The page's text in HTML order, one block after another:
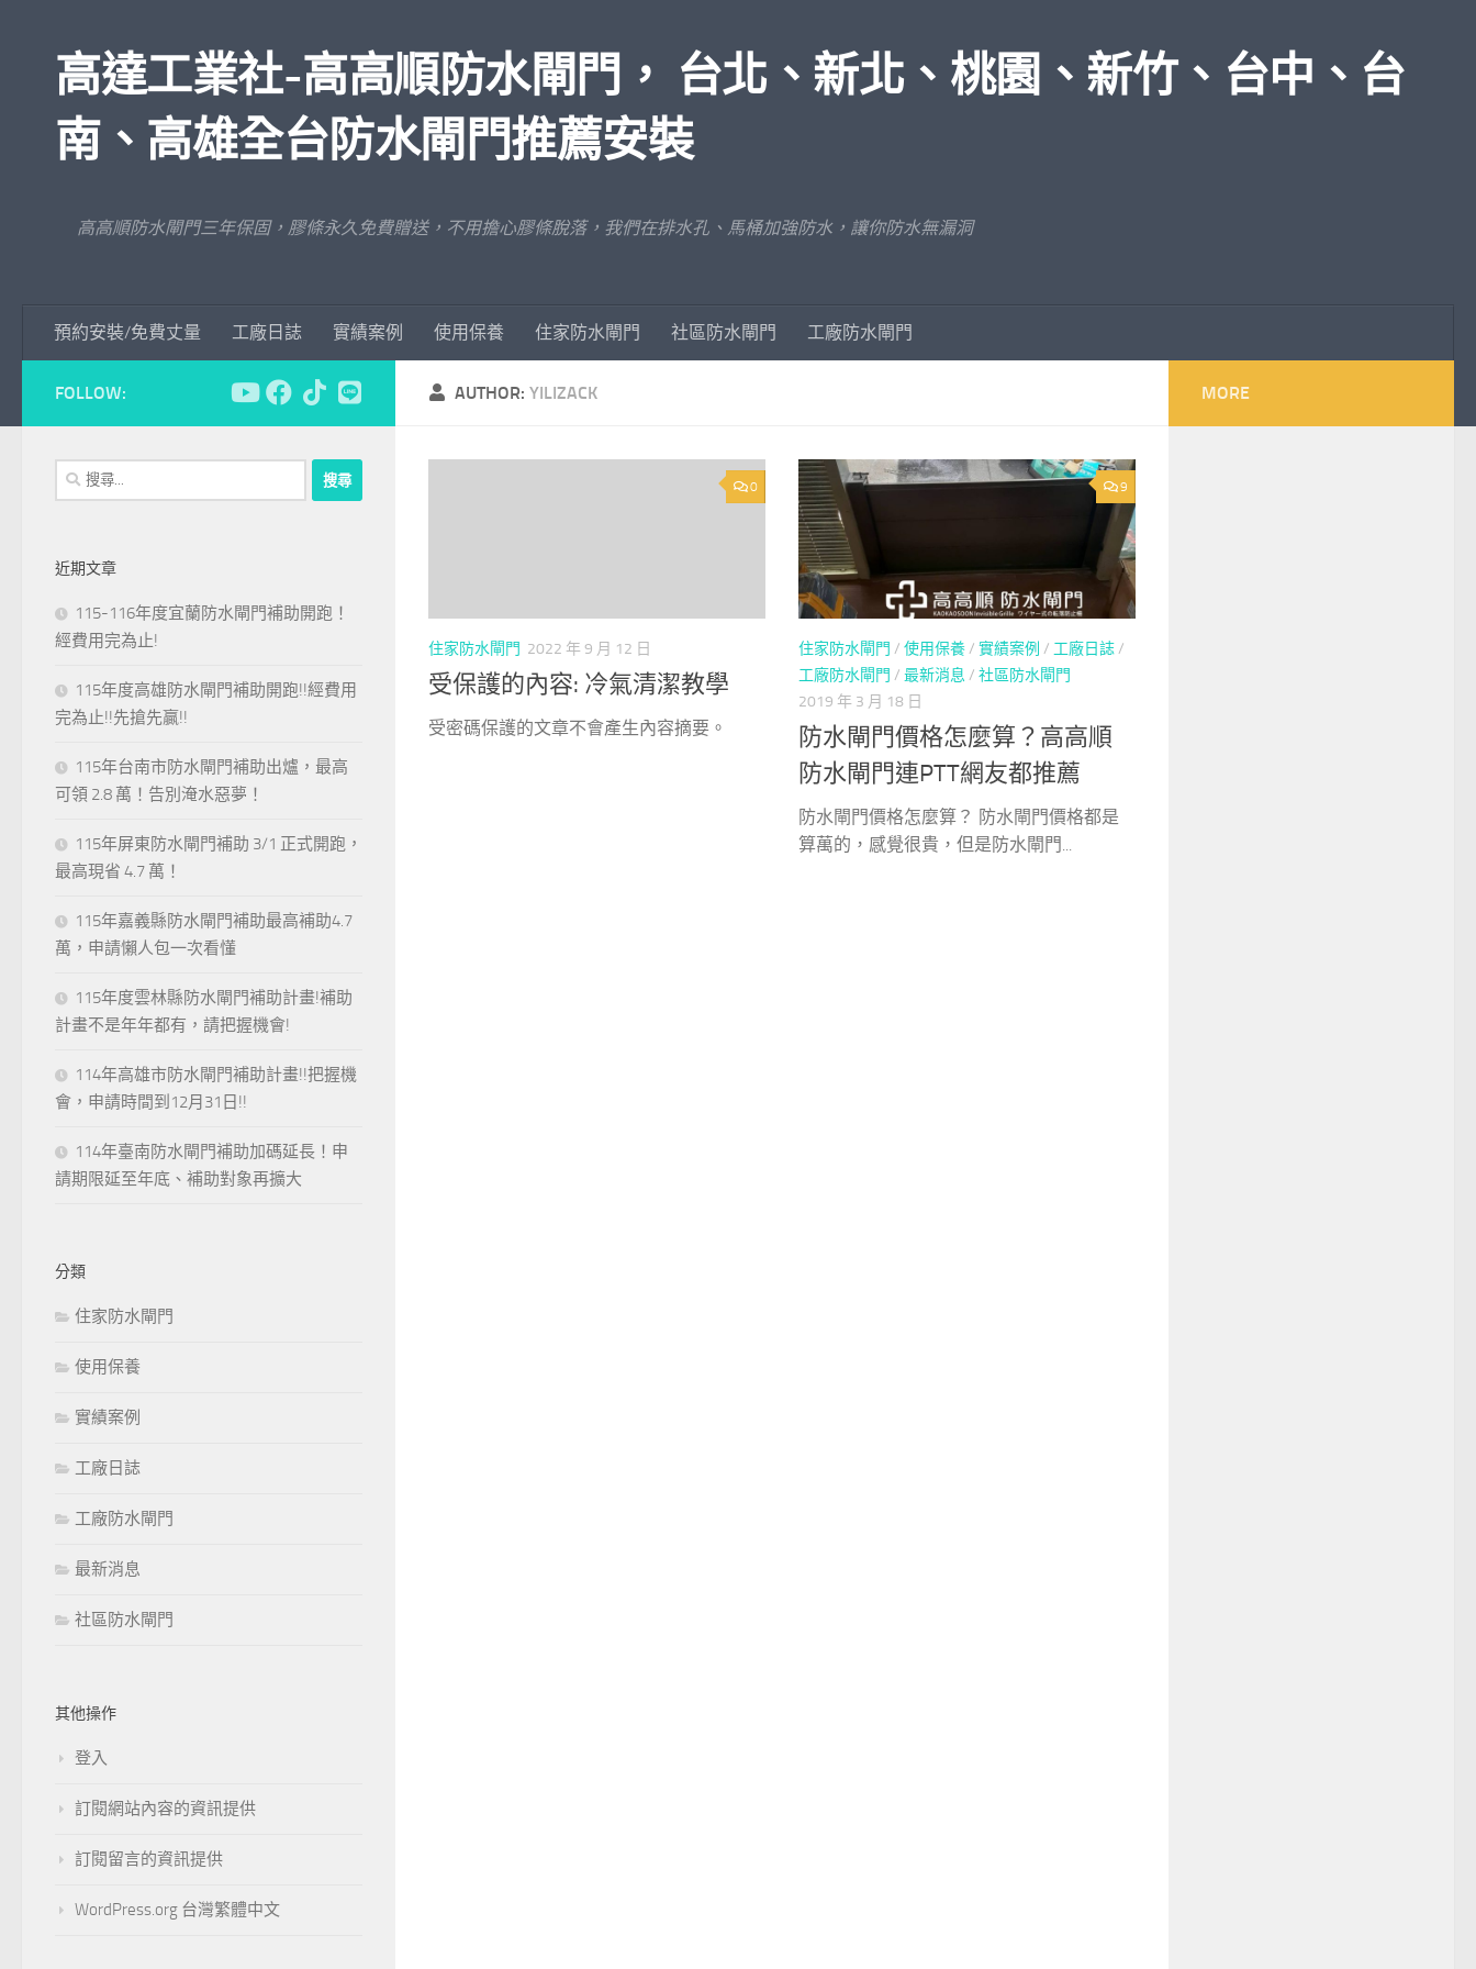
高達工業社-高高順防水閘門， 台北、新北、桃園、新竹、台中、台
南、高雄全台防水閘門推薦安裝
高高順防水閘門三年保固，膠條永久免費贈送，不用擔心膠條脫落，我們在排水孔、馬桶加強防水，讓你防水無漏洞
預約安裝/免費丈量 工廠日誌 實績案例 使用保養 住家防水閘門 社區防水閘門 工廠防水閘門
AUTHOR: YILIZACK
0
住家防水閘門 2022 年 9 月 12 日
受保護的內容: 冷氣清潔教學
受密碼保護的文章不會產生內容摘要。
9
住家防水閘門 / 使用保養/ 實績案例 / 工廠日誌/
工廠防水閘門 / 最新消息 / 社區防水閘門
2019 年 3 月 18 日
防水閘門價格怎麼算？高高順
防水閘門連PTT網友都推薦
防水閘門價格怎麼算？ 防水閘門價格都是
算萬的，感覺很貴，但是防水閘門...
FOLLOW:
搜
尋
字:
近期文章
115-116年度宜蘭防水閘門補助開跑！
經費用完為止!
115年度高雄防水閘門補助開跑!!經費用
完為止!!先搶先贏!!
115年台南市防水閘門補助出爐，最高
可領 2.8 萬！告別淹水惡夢！
115年屏東防水閘門補助 3/1 正式開跑，
最高現省 4.7 萬！
115年嘉義縣防水閘門補助最高補助4.7
萬，申請懶人包一次看懂
115年度雲林縣防水閘門補助計畫!補助
計畫不是年年都有，請把握機會!
114年高雄市防水閘門補助計畫!!把握機
會，申請時間到12月31日!!
114年臺南防水閘門補助加碼延長！申
請期限延至年底、補助對象再擴大
分類
住家防水閘門
使用保養
實績案例
工廠日誌
工廠防水閘門
最新消息
社區防水閘門
其他操作
登入
訂閱網站內容的資訊提供
訂閱留言的資訊提供
WordPress.org 台灣繁體中文
MORE